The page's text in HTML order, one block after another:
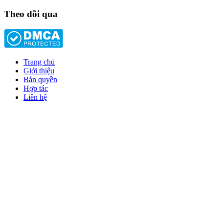
Theo dõi qua
Trang chủ
Giới thiệu
Bản quyền
Hợp tác
Liên hệ